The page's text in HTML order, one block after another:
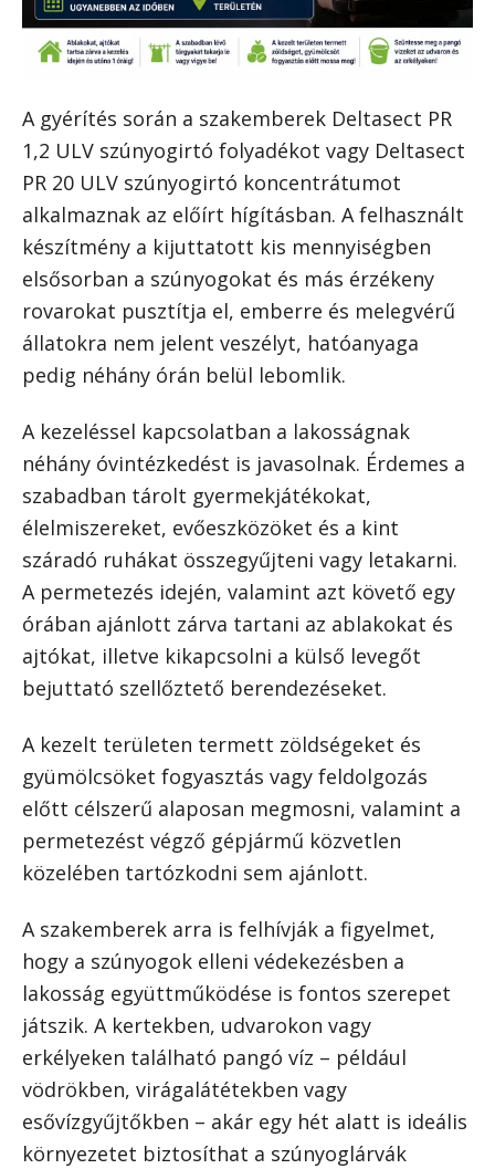
A gyérítés során a szakemberek Deltasect PR
1,2 ULV szúnyogirtó folyadékot vagy Deltasect
PR 20 ULV szúnyogirtó koncentrátumot
alkalmaznak az előírt hígításban. A felhasznált
készítmény a kijuttatott kis mennyiségben
elsősorban a szúnyogokat és más érzékeny
rovarokat pusztítja el, emberre és melegvérű
állatokra nem jelent veszélyt, hatóanyaga
pedig néhány órán belül lebomlik.
A kezeléssel kapcsolatban a lakosságnak
néhány óvintézkedést is javasolnak. Érdemes a
szabadban tárolt gyermekjátékokat,
élelmiszereket, evőeszközöket és a kint
száradó ruhákat összegyűjteni vagy letakarni.
A permetezés idején, valamint azt követő egy
órában ajánlott zárva tartani az ablakokat és
ajtókat, illetve kikapcsolni a külső levegőt
bejuttató szellőztető berendezéseket.
A kezelt területen termett zöldségeket és
gyümölcsöket fogyasztás vagy feldolgozás
előtt célszerű alaposan megmosni, valamint a
permetezést végző gépjármű közvetlen
közelében tartózkodni sem ajánlott.
A szakemberek arra is felhívják a figyelmet,
hogy a szúnyogok elleni védekezésben a
lakosság együttműködése is fontos szerepet
játszik. A kertekben, udvarokon vagy
erkélyeken található pangó víz – például
vödrökben, virágalátétekben vagy
esővízgyűjtőkben – akár egy hét alatt is ideális
környezetet biztosíthat a szúnyoglárvák